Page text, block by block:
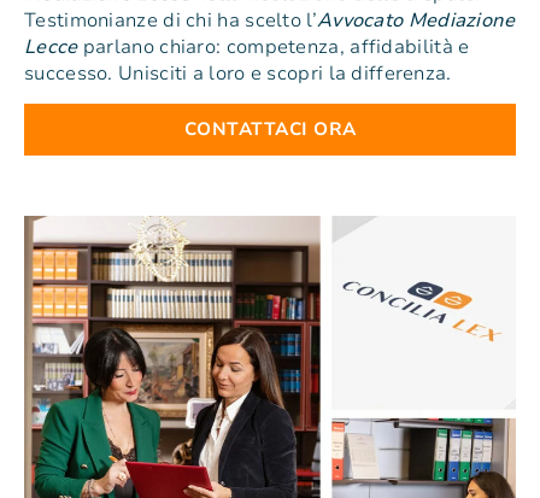
Testimonianze di chi ha scelto l’Avvocato Mediazione
Lecceparlano chiaro: competenza, affidabilità e
successo. Unisciti a loro e scopri la differenza.
CONTATTACI ORA